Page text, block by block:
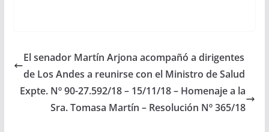
Ejercicio 2022. ( Expte.
consideración del
Cuerpo). Resolución
Bicameral Nº 01/21
Aprobado el…
El senador Martín Arjona acompañó a dirigentes
de Los Andes a reunirse con el Ministro de Salud
Expte. Nº 90-27.592/18 – 15/11/18 – Homenaje a la
Sra. Tomasa Martín – Resolución Nº 365/18